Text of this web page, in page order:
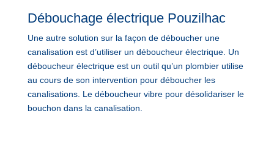
Débouchage électrique Pouzilhac
Une autre solution sur la façon de déboucher une
canalisation est d’utiliser un déboucheur électrique. Un
déboucheur électrique est un outil qu’un plombier utilise
au cours de son intervention pour déboucher les
canalisations. Le déboucheur vibre pour désolidariser le
bouchon dans la canalisation.